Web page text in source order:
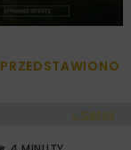
PRZEDSTAWIONO
< Cofnij